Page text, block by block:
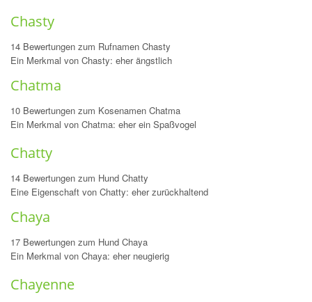
Chasty
14 Bewertungen zum Rufnamen Chasty
Ein Merkmal von Chasty: eher ängstlich
Chatma
10 Bewertungen zum Kosenamen Chatma
Ein Merkmal von Chatma: eher ein Spaßvogel
Chatty
14 Bewertungen zum Hund Chatty
Eine Eigenschaft von Chatty: eher zurückhaltend
Chaya
17 Bewertungen zum Hund Chaya
Ein Merkmal von Chaya: eher neugierig
Chayenne